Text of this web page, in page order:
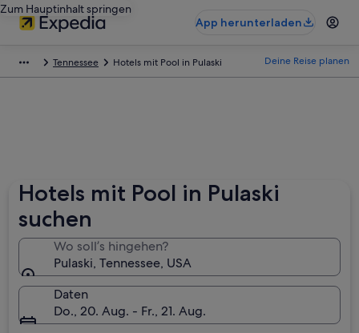
Zum Hauptinhalt springen
App herunterladen
Tennessee Hotels mit Pool in Pulaski Deine Reise planen
Hotels mit Pool in Pulaski
suchen
Wo soll’s hingehen?
Pulaski, Tennessee, USA
Daten
Do., 20. Aug. - Fr., 21. Aug.